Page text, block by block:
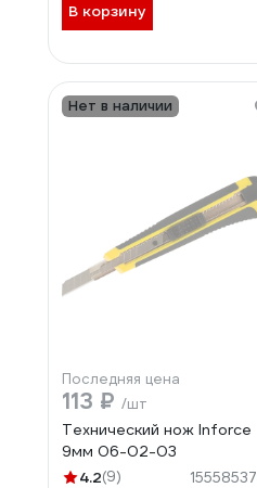
В корзину
Нет в наличии
Последняя цена
113 ₽ /шт
Технический нож Inforce
9мм 06-02-03
4.2(9) 15558537